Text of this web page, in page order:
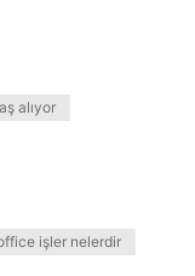
alıyor
işler nelerdir